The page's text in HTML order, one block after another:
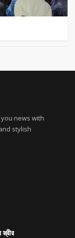
you news with
stylish